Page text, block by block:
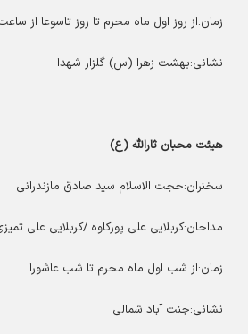
زمان:از روز اول ماه محرم تا روز تاسوعا از ساعت 17 الی 19
نشانی:بهشت زهرا (س) گلزار شهدا
هیئت محبان ثارالله (ع)
سخنران:حجت الاسلام سید صادق مازندرانی
مداحان:کربلایی علی پورکاوه /کربلایی علی تمیزی
زمان:از شب اول ماه محرم تا شب عاشورا
نشانی:جنت آباد شمالی